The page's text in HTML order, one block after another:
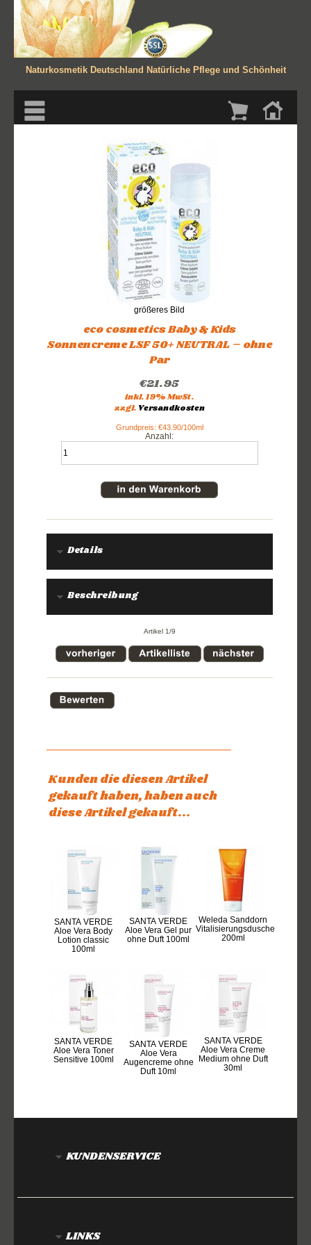
Naturkosmetik Deutschland Natürliche Pflege und Schönheit
größeres Bild
eco cosmetics Baby & Kids
Sonnencreme LSF 50+ NEUTRAL – ohne
Par
€21.95
inkl. 19% MwSt.
zzgl. Versandkosten
Grundpreis: €43.90/100ml
Details
Beschreibung
Artikel 1/9
Kunden die diesen Artikel
gekauft haben, haben auch
diese Artikel gekauft...
SANTA VERDE
Aloe Vera Body
Lotion classic
100ml
SANTA VERDE
Aloe Vera Gel pur
ohne Duft 100ml
Weleda Sanddorn
Vitalisierungsdusche
200ml
SANTA VERDE
Aloe Vera Toner
Sensitive 100ml
SANTA VERDE
Aloe Vera
Augencreme ohne
Duft 10ml
SANTA VERDE
Aloe Vera Creme
Medium ohne Duft
30ml
KUNDENSERVICE
LINKS